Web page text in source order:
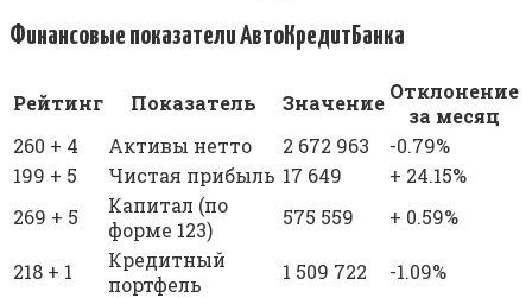
Финансовые показатели АвтоКредитБанка
Рейтинг Показатель Значение Отклонение
за месяц
260 + 4
Активы нетто 2 672 963
-0.79%
199 + 5
Чистая прибыль 17 649
+ 24.15%
269 + 5
Капитал (по
форме 123)
575 559 + 0.59%
218 + 1
Кредитный
портфель
1 509 722 -1.09%